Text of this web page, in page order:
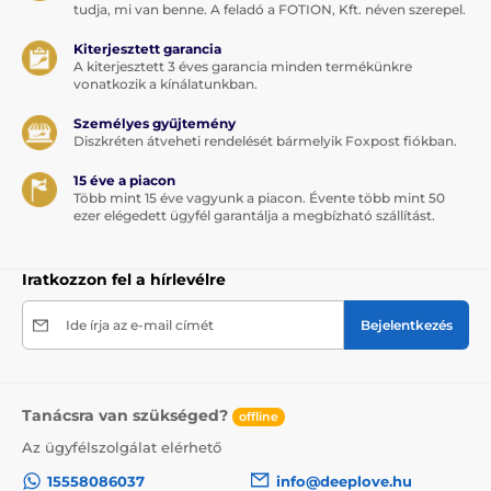
Mágneses töltés
Vízálló kialakítás
A vibrátor használata
Vigyen fel vízbázisú síkosítót a behelyezhető részre,
majd lassan vezesse be a vibrátort úgy, hogy az ívelt
rész kényelmesen érintkezzen a testtel.
Kezdje a legalacsonyabb intenzitással. Ezután válthat
a manuális programok között, vagy bekapcsolhatja az
Tisztítás és tárolás
Használat után tisztítsa meg a vibrátort meleg vízzel
tudja, mi van benne. A feladó a FOTION, Kft. néven szerepel.
Kiterjesztett garancia
A kiterjesztett 3 éves garancia minden termékünkre
vonatkozik a kínálatunkban.
Személyes gyűjtemény
Diszkréten átveheti rendelését bármelyik Foxpost fiókban.
15 éve a piacon
Több mint 15 éve vagyunk a piacon. Évente több mint 50
ezer elégedett ügyfél garantálja a megbízható szállítást.
Iratkozzon fel a hírlevélre
Ide írja az e-mail címét Bejelentkezés
Tanácsra van szükséged? offline
Az ügyfélszolgálat elérhető
15558086037
info@deeplove.hu